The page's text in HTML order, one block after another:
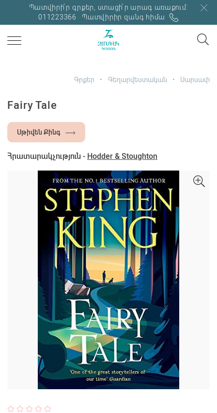
Պատվիրի՛ր գրքեր, ստացի՛ր արագ առաքում:
011223366
Պատվիրիր զանգ հիմա
Գրքեր Գեղարվեստական Սարսափ
Fairy Tale
Սթիվեն Քինգ
Հրատարակչություն - Hodder & Stoughton